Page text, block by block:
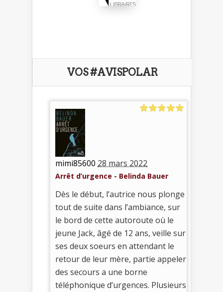
VOS #AVISPOLAR
mimi85600 28 mars 2022
Arrêt d’urgence - Belinda Bauer
Dès le début, l’autrice nous plonge
tout de suite dans l’ambiance, sur
le bord de cette autoroute où le
jeune Jack, âgé de 12 ans, veille sur
ses deux soeurs en attendant le
retour de leur mère, partie appeler
des secours a une borne
téléphonique d’urgences. Plusieurs